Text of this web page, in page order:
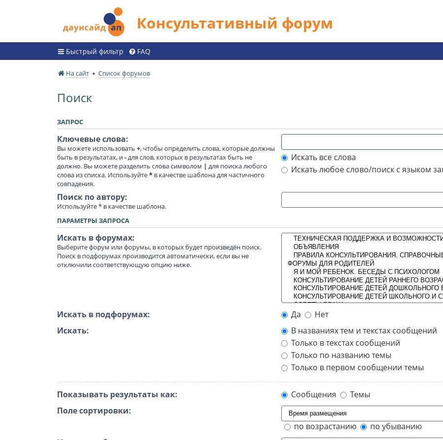
Консультативный форум
Быстрый фильтр FAQ
На сайт Список форумов
Поиск
ЗАПРОС
Ключевые слова:
Вы можете использовать +, чтобы определить слова, которые должны
быть в результатах, и-для слов, которых в результатах быть не
должно. Вы можете разделить слова символом | для поиска любого
слова из списка. Используйте* в качестве шаблона для частичного
совпадения.
Искать все слова
Искать любое слово/поиск с языком
Поиск по автору:
Используйте * в качестве шаблона.
ПАРАМЕТРЫ ЗАПРОСА
Искать в форумах:
Выберите форум или форумы, в которых будет произведён поиск.
Поиск в подфорумах производится автоматически, если вы не
отключили соответствующую опцию ниже.
Искать в подфорумах: Да
Нет
Искать:
В названиях тем и текстах сообщений
Только в текстах сообщений
Только по названию темы
Только в первом сообщении темы
Показывать результаты как: Сообщения
Темы
Поле сортировки:
по возрастанию
по убыванию